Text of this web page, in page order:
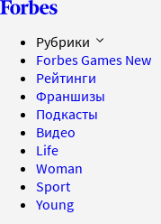
Рубрики
Forbes Games New
Рейтинги
Франшизы
Подкасты
Видео
Life
Woman
Sport
Young